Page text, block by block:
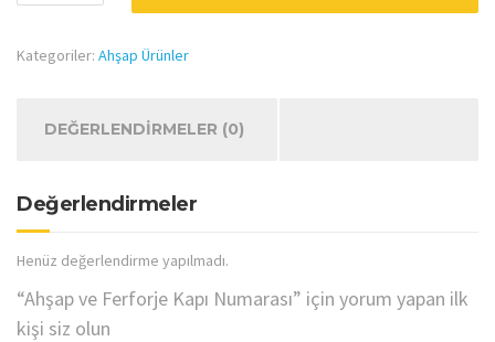
Numarası
Kategoriler: Ahşap Ürünler
DEĞERLENDIRMELER (0)
Değerlendirmeler
Henüz değerlendirme yapılmadı.
“Ahşap ve Ferforje Kapı Numarası” için yorum yapan ilk
kişi siz olun